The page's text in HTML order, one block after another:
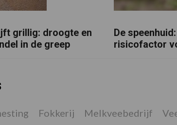
grillig: droogte en
in de greep
De
risicofactor
Fokkerij Melkveebedrijf